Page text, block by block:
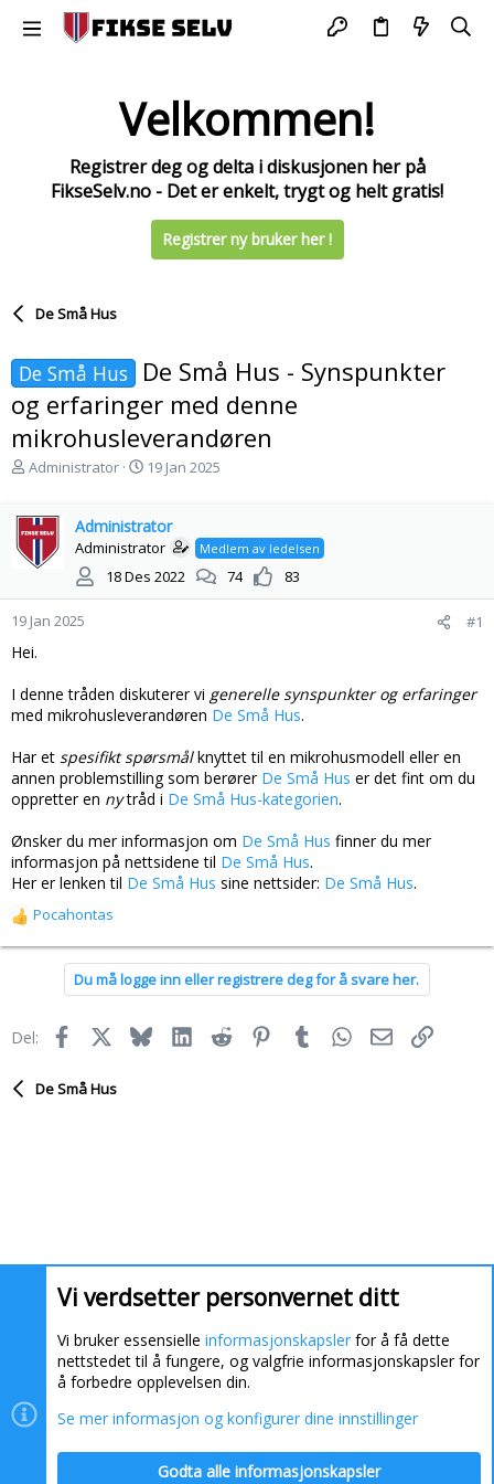
Velkommen!
Registrer deg og delta i diskusjonen her på
FikseSelv.no - Det er enkelt, trygt og helt gratis!
Registrer ny bruker her !
De Små Hus
De Små Hus
De Små Hus - Synspunkter
og erfaringer med denne
mikrohusleverandøren
T
d
s
t
r
t
e
r
Administrator
S
r
t
a
t
19 Jan 2025
Administrator
Administrator Medlem av ledelsen
18 Des 2022 74 83
19 Jan 2025 #1
Hei.
I denne tråden diskuterer vi generelle synspunkter og erfaringer
med mikrohusleverandøren De Små Hus.
Har et spesifikt spørsmålknyttet til en mikrohusmodell eller en
annen problemstilling som berører De Små Hus er det fint om du
oppretter en nytråd i De Små Hus-kategorien.
Ønsker du mer informasjon om De Små Hus finner du mer
informasjon på nettsidene til De Små Hus.
Her er lenken til De Små Hus sine nettsider: De Små Hus.
R
e
o
e
Pocahontas
Du må logge inn eller registrere deg for å svare her.
Del: Facebook BlueskyLinkedInReddit PinterestTumblr WhatsApp
E-postLink
De Små Hus
Informasjonskapsler Kontakt oss Hjelp
Vi verdsetter personvernet ditt
Vi bruker essensielle informasjonskapsler for å få dette
nettstedet til å fungere, og valgfrie informasjonskapsler for
å forbedre opplevelsen din.
Se mer informasjon og konfigurer dine innstillinger
Godta alle informasjonskapsler